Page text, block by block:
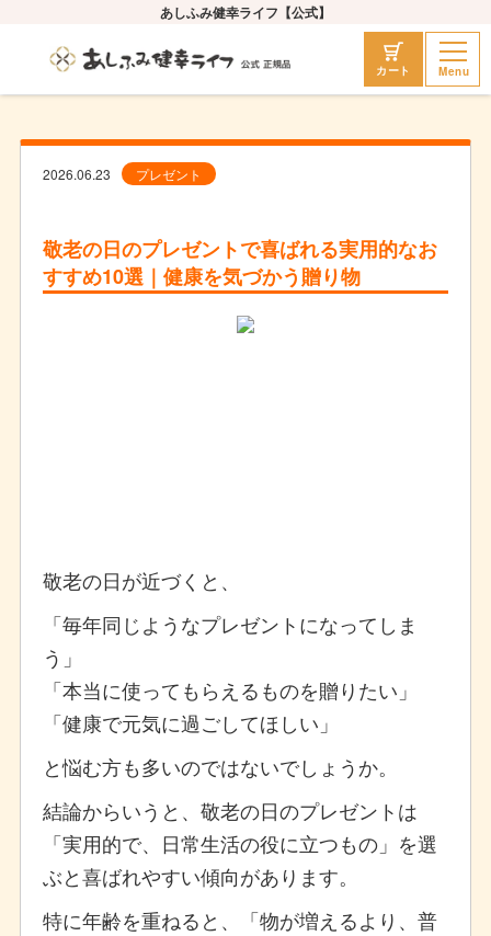
あしふみ健幸ライフ【公式】
カート Menu
2026.06.23 プレゼント
敬老の日のプレゼントで喜ばれる実用的なお
すすめ10選｜健康を気づかう贈り物
敬老の日が近づくと、
「毎年同じようなプレゼントになってしま
う」
「本当に使ってもらえるものを贈りたい」
「健康で元気に過ごしてほしい」
と悩む方も多いのではないでしょうか。
結論からいうと、敬老の日のプレゼントは
「実用的で、日常生活の役に立つもの」を選
ぶと喜ばれやすい傾向があります。
特に年齢を重ねると、「物が増えるより、普